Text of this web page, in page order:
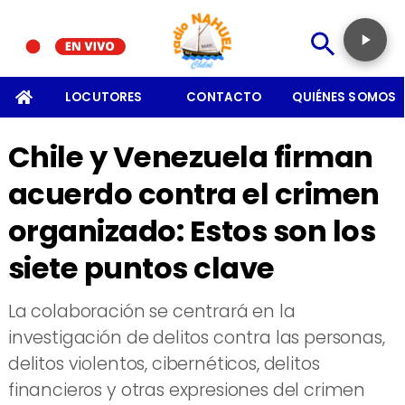
LOCUTORES CONTACTO QUIÉNES SOMOS
Chile y Venezuela firman
acuerdo contra el crimen
organizado: Estos son los
siete puntos clave
La colaboración se centrará en la
investigación de delitos contra las personas,
delitos violentos, cibernéticos, delitos
financieros y otras expresiones del crimen